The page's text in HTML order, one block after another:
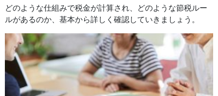
どのような仕組みで税金が計算され、どのような節税ルー
ルがあるのか、基本から詳しく確認していきましょう。